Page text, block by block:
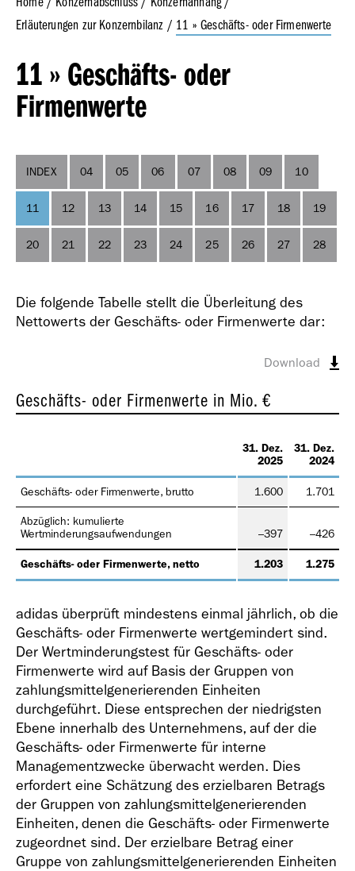
Geschäfts­bericht
2023
Geschäfts­bericht
2022
2021
Geschäfts­bericht
2020
Geschäfts­bericht
2019
Geschäfts­bericht
2018
Erläuterungen zur Konzernbilanz
11 » Geschäfts- oder Firmenwerte
11 » Geschäfts- oder
Firmenwerte
INDEX 04 05 06 07 08 09 10
11 12 13 14 15 16 17 18 19
20 21 22 23 24 25 26 27 28
Die folgende Tabelle stellt die Überleitung des
Nettowerts der Geschäfts- oder Firmenwerte dar:
Download
Geschäfts- oder Firmenwerte in Mio. €
31. Dez.
2025
31. Dez.
2024
Geschäfts- oder Firmenwerte, brutto 1.600 1.701
Abzüglich: kumulierte
Wertminderungsaufwendungen
–397 –426
Geschäfts- oder Firmenwerte, netto 1.203 1.275
adidas überprüft mindestens einmal jährlich, ob die
Geschäfts- oder Firmenwerte wertgemindert sind.
Der Wertminderungstest für Geschäfts- oder
Firmenwerte wird auf Basis der Gruppen von
zahlungsmittelgenerierenden Einheiten
durchgeführt. Diese entsprechen der niedrigsten
Ebene innerhalb des Unternehmens, auf der die
Geschäfts- oder Firmenwerte für interne
Managementzwecke überwacht werden. Dies
erfordert eine Schätzung des erzielbaren Betrags
der Gruppen von zahlungsmittelgenerierenden
Einheiten, denen die Geschäfts- oder Firmenwerte
zugeordnet sind. Der erzielbare Betrag einer
Gruppe von zahlungsmittelgenerierenden Einheiten